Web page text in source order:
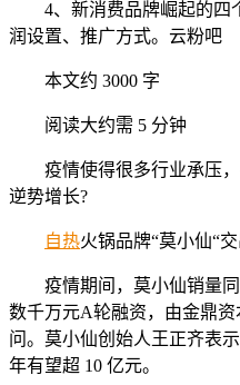
4、新消费品牌崛起的四
润设置、推广方式。云粉吧
本文约 3000 字
阅读大约需 5 分钟
疫情使得很多行业承压
逆势增长?
自热火锅品牌“莫小仙“
疫情期间，莫小仙销量
数千万元A轮融资，由金鼎
问。莫小仙创始人王正齐表
年有望超 10 亿元。